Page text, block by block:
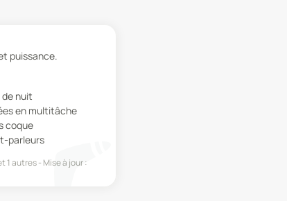
puissance.
nuit
en multitâche
coque
parleurs
1 autres Mise à jour :